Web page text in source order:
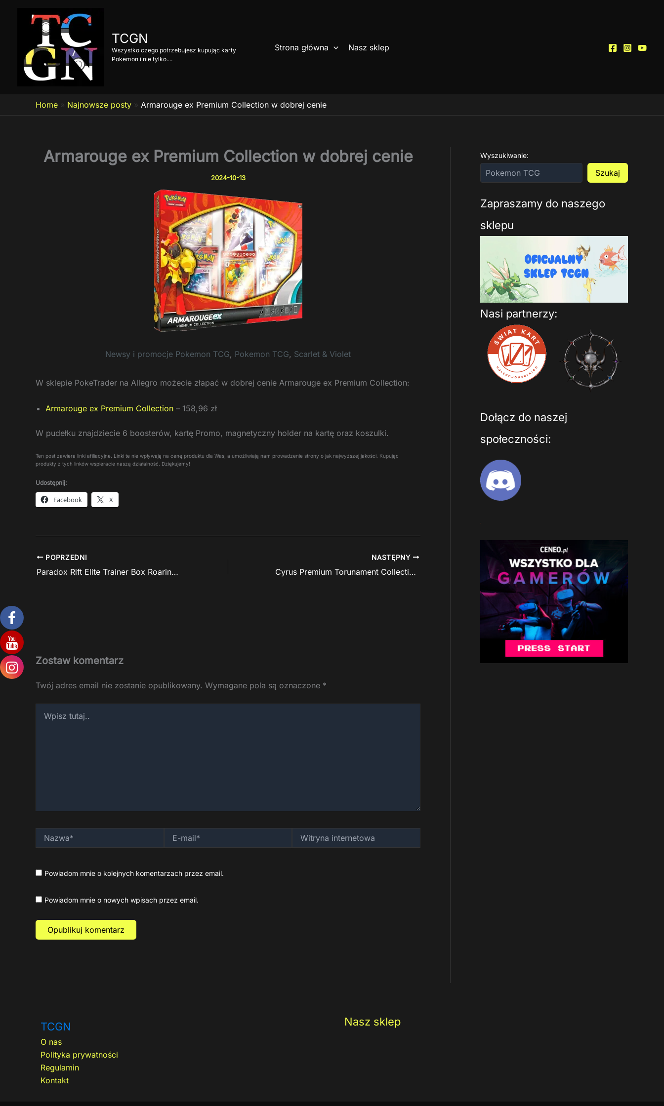
TCGN
Wszystko czego potrzebujesz kupując karty
Pokemon i nie tylko....
Strona główna Nasz sklep
Home » Najnowsze posty » Armarouge ex Premium Collection w dobrej cenie
Armarouge ex Premium Collection w dobrej cenie
2024-10-13
Newsy i promocje Pokemon TCG, Pokemon TCG, Scarlet & Violet
W sklepie PokeTrader na Allegro możecie złapać w dobrej cenie Armarouge ex Premium Collection:
Armarouge ex Premium Collection – 158,96 zł
W pudełku znajdziecie 6 boosterów, kartę Promo, magnetyczny holder na kartę oraz koszulki.
Ten post zawiera linki afiliacyjne. Linki te nie wpływają na cenę produktu dla Was, a umożliwiają nam prowadzenie strony o jak najwyższej jakości. Kupując
produkty z tych linków wspieracie naszą działalność. Dziękujemy!
Udostępnij:
Facebook X
POPRZEDNI
Paradox Rift Elite Trainer Box Roaring Moon w promocji
NASTĘPNY
Cyrus Premium Torunament Collection w świetnej cenie
Zostaw komentarz
Twój adres email nie zostanie opublikowany. Wymagane pola są oznaczone *
tutaj..
mail*
internetowa
Powiadom mnie o kolejnych komentarzach przez email.
Powiadom mnie o nowych wpisach przez email.
Wyszukiwanie:
Szukaj
Zapraszamy do naszego
sklepu
Nasi partnerzy:
Dołącz do naszej
społeczności:
TCGN
O nas
Polityka prywatności
Regulamin
Kontakt
Nasz sklep